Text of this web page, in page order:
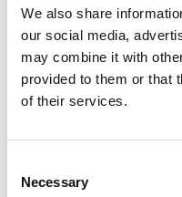
We also share
our social media,
may combine it with
provided to them or that
of their services.
Selection
Necessary
A partire da€75per
La quota comprende
Pernottamento nell'hotel
Biglietto d'ingresso
Assicurazione assistenza